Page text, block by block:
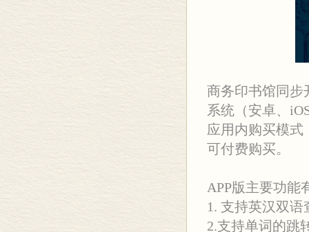
商务印书馆同步
系统（安卓、
应用内购买模式
可付费购买。
APP版主要功能
1. 支持英汉双语
2.支持单词的跳